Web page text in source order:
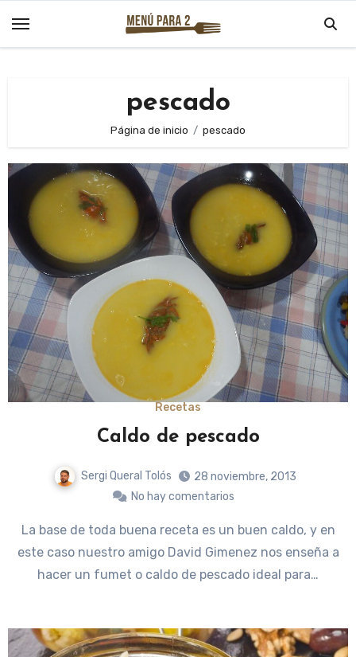
pescado
Página de inicio pescado
Recetas
Caldo de pescado
Sergi Queral Tolós
28 noviembre, 2013
No hay comentarios
La base de toda buena receta es un buen caldo, y en
este caso nuestro amigo David Gimenez nos enseña a
hacer un fumet o caldo de pescado ideal para…